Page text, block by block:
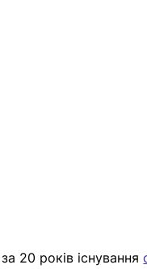
20 років існування